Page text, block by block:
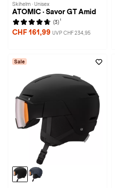
Skihelm · Unisex
ATOMIC · Savor GT Amid
(3) 1
CHF 161,99 UVP CHF 234,95
Sale